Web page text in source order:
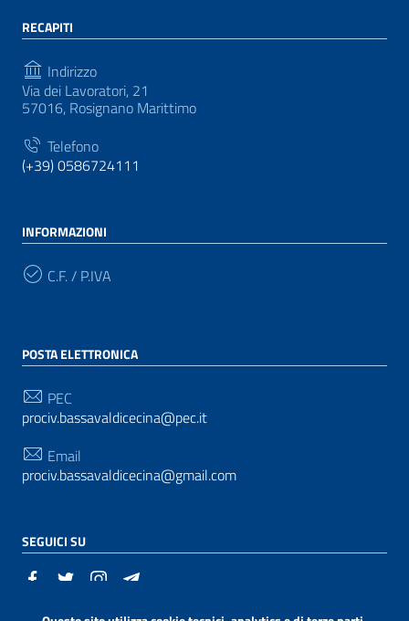
RECAPITI
Indirizzo
Via dei Lavoratori, 21
57016, Rosignano Marittimo
Telefono
(+39) 0586724111
INFORMAZIONI
C.F. / P.IVA
POSTA ELETTRONICA
PEC
prociv.bassavaldicecina@pec.it
Email
prociv.bassavaldicecina@gmail.com
SEGUICI SU